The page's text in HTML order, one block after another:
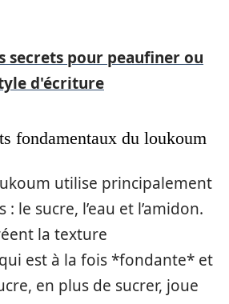
secrets pour peaufiner ou
d'écriture
fondamentaux du loukoum
utilise principalement
le sucre, l’eau et l’amidon.
la texture
est à la fois *fondante* et
en plus de sucrer, joue